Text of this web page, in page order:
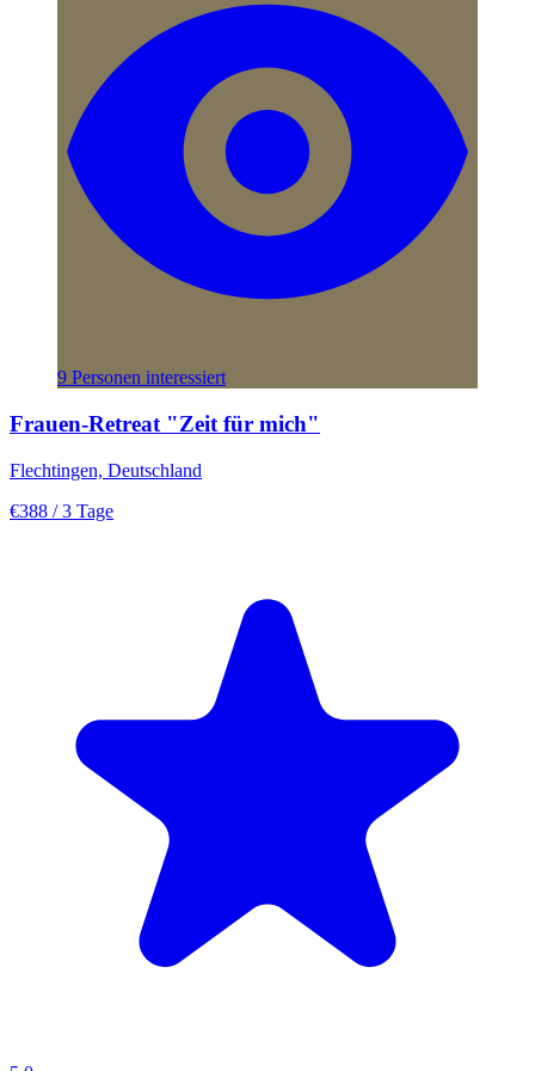
9 Personen interessiert
Frauen-Retreat "Zeit für mich"
Flechtingen, Deutschland
€388 / 3 Tage